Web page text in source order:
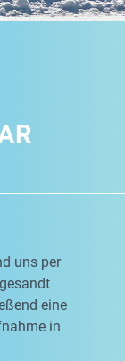
uns per
eine
in